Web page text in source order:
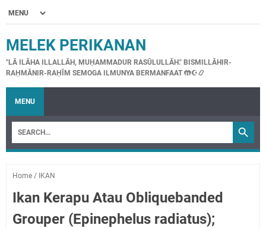
MELEK PERIKANAN
"LĀ ILĀHA ILLALLĀH, MUḤAMMADUR RASŪLULLĀH." BISMILLĀHIR-
RAḤMĀNIR-RAḤĪM SEMOGA ILMUNYA BERMANFAAT 🤲☪📿
MENU
Home / IKAN
Ikan Kerapu Atau Obliquebanded
Grouper (Epinephelus radiatus);